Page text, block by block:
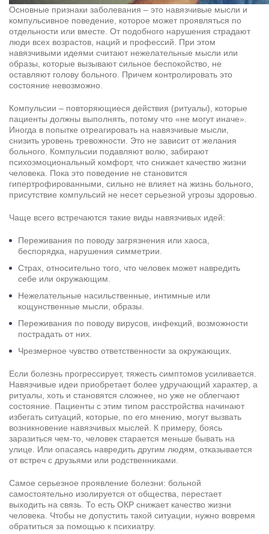
Основные признаки заболевания – это навязчивые мысли и
компульсивное поведение, которое может проявляться по
отдельности или вместе. От подобного нарушения страдают
люди всех возрастов, наций и профессий. При этом
навязчивыми идеями считают нежелательные мысли или
образы, которые вызывают сильное беспокойство, не
оставляют голову больного. Причем контролировать это
состояние невозможно.
Компульсии – повторяющиеся действия (ритуалы), которые
пациенты должны выполнять, потому что «не могут иначе».
Иногда в попытке отреагировать на навязчивые мысли,
снизить уровень тревожности. Это не зависит от желания
больного. Компульсии подавляют волю, забирают
психоэмоциональный комфорт, что снижает качество жизни
человека. Пока это поведение не становится
гипертрофированными, сильно не влияет на жизнь больного,
присутствие компульсий не несет серьезной угрозы здоровью.
Чаще всего встречаются такие виды навязчивых идей:
Переживания по поводу загрязнения или хаоса,
беспорядка, нарушения симметрии.
Страх, относительно того, что человек может навредить
себе или окружающим.
Нежелательные насильственные, интимные или
кощунственные мысли, образы.
Переживания по поводу вирусов, инфекций, возможности
пострадать от них.
Чрезмерное чувство ответственности за окружающих.
Если болезнь прогрессирует, тяжесть симптомов усиливается.
Навязчивые идеи приобретает более удручающий характер, а
ритуалы, хоть и становятся сложнее, но уже не облегчают
состояние. Пациенты с этим типом расстройства начинают
избегать ситуаций, которые, по его мнению, могут вызвать
возникновение навязчивых мыслей. К примеру, боясь
заразиться чем-то, человек старается меньше бывать на
улице. Или опасаясь навредить другим людям, отказывается
от встреч с друзьями или родственниками.
Самое серьезное проявление болезни: больной
самостоятельно изолируется от общества, перестает
выходить на связь. То есть ОКР снижает качество жизни
человека. Чтобы не допустить такой ситуации, нужно вовремя
обратиться за помощью к психиатру.
Нажимая кнопку я соглашаюсь с
политикой конфиденциальности
пользовательским соглашением
Вызвать специалиста
Результаты поиска (0)
Нажимая кнопку я соглашаюсь с
Отправить